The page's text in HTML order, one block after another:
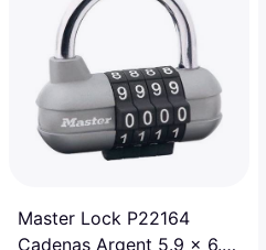
Master Lock P22164
Cadenas Argent 5.9 x 6.4